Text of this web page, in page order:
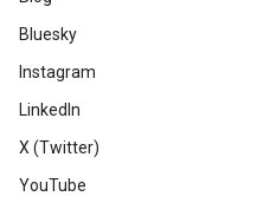
Bluesky
Instagram
LinkedIn
X (Twitter)
YouTube